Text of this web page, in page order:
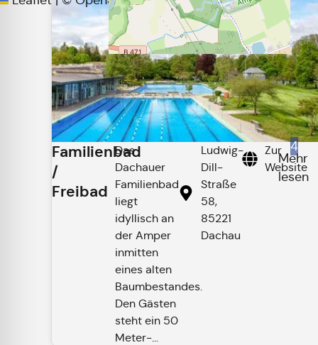
4
Familienbad
/
Freibad
Das
Dachauer
Familienbad
liegt
idyllisch an
der Amper
inmitten
eines alten
Baumbestandes.
Den Gästen
steht ein 50
Meter-...
Ludwig-
Dill-
Straße
58,
85221
Dachau
Zur
Website
Mehr
lesen